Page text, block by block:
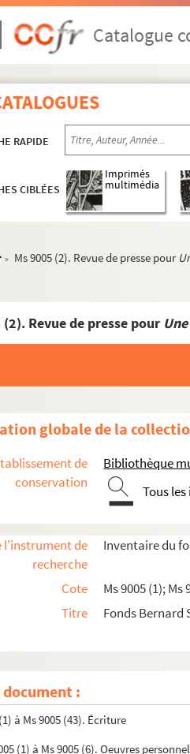
Catalogue
RAPIDE
CIBLÉES
Imprimés
multimédia
> Ms 9005 (2). Revue de presse pour
(2). Revue de presse pour
globale de la
de
conservation
Bibliothèque
Tous
l'instrument de
recherche
Inventaire du
Cote
Ms 9005 (1); Ms
Titre
Fonds Bernard
document :
à Ms 9005 (43). Écriture
(1) à Ms 9005 (6). Oeuvres